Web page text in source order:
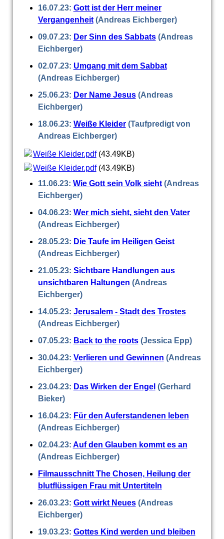
16.07.23: Gott ist der Herr meiner
Vergangenheit(Andreas Eichberger)
09.07.23: Der Sinn des Sabbats(Andreas
Eichberger)
02.07.23: Umgang mit dem Sabbat
(Andreas Eichberger)
25.06.23: Der Name Jesus(Andreas
Eichberger)
18.06.23: Weiße Kleider(Taufpredigt von
Andreas Eichberger)
Weiße Kleider.pdf(43.49KB)
Weiße Kleider.pdf(43.49KB)
11.06.23: Wie Gott sein Volk sieht(Andreas
Eichberger)
04.06.23: Wer mich sieht, sieht den Vater
(Andreas Eichberger)
28.05.23: Die Taufe im Heiligen Geist
(Andreas Eichberger)
21.05.23: Sichtbare Handlungen aus
unsichtbaren Haltungen (Andreas
Eichberger)
14.05.23: Jerusalem - Stadt des Trostes
(Andreas Eichberger)
07.05.23: Back to the roots(Jessica Epp)
30.04.23: Verlieren und Gewinnen (Andreas
Eichberger)
23.04.23: Das Wirken der Engel (Gerhard
Bieker)
16.04.23: Für den Auferstandenen leben
(Andreas Eichberger)
02.04.23: Auf den Glauben kommt es an
(Andreas Eichberger)
Filmausschnitt The Chosen, Heilung der
blutflüssigen Frau mit Untertiteln
26.03.23: Gott wirkt Neues(Andreas
Eichberger)
19.03.23: Gottes Kind werden und bleiben